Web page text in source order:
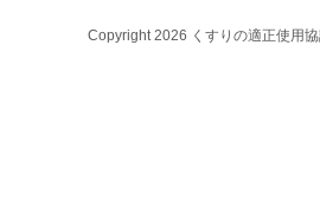
Copyright 2026 くすりの適正使用